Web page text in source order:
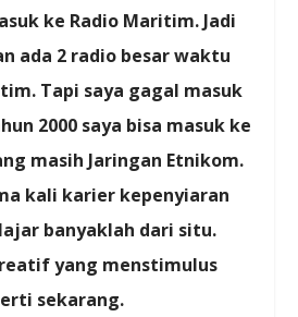
ke Radio Maritim. Jadi
ada 2 radio besar waktu
Tapi saya gagal masuk
2000 saya bisa masuk ke
masih Jaringan Etnikom.
kali karier kepenyiaran
banyaklah dari situ.
yang menstimulus
sekarang.